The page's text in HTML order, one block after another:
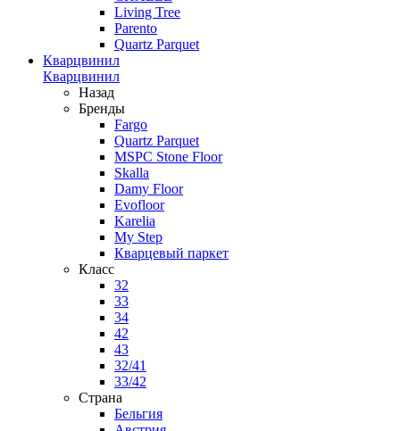
Living Tree
Parento
Quartz Parquet
Кварцвинил
Кварцвинил
Назад
Бренды
Fargo
Quartz Parquet
MSPC Stone Floor
Skalla
Damy Floor
Evofloor
Karelia
My Step
Кварцевый паркет
Класс
32
33
34
42
43
32/41
33/42
Страна
Бельгия